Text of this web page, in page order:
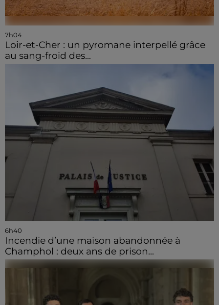
7h04
Loir-et-Cher : un pyromane interpellé grâce
au sang-froid des...
6h40
Incendie d’une maison abandonnée à
Champhol : deux ans de prison...